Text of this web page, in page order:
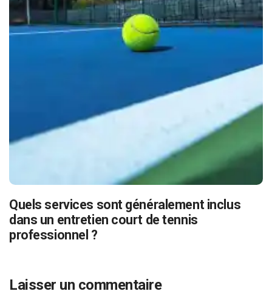
Quels services sont généralement inclus
dans un entretien court de tennis
professionnel ?
Laisser un commentaire